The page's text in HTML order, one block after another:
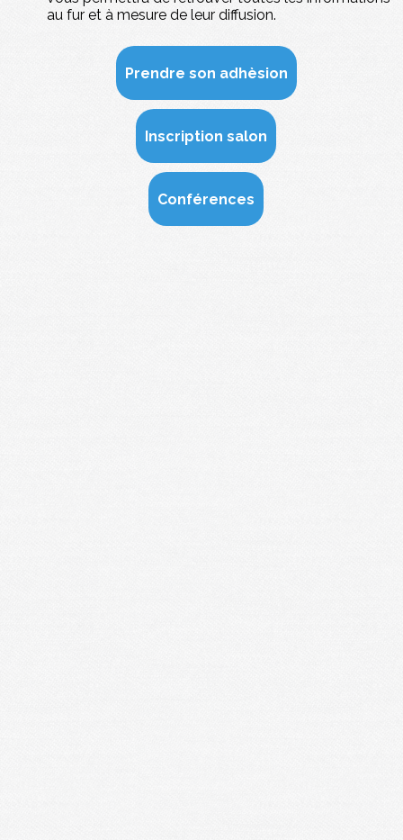
au fur et à mesure de leur diffusion.
Prendre son adhèsion
Inscription salon
Conférences